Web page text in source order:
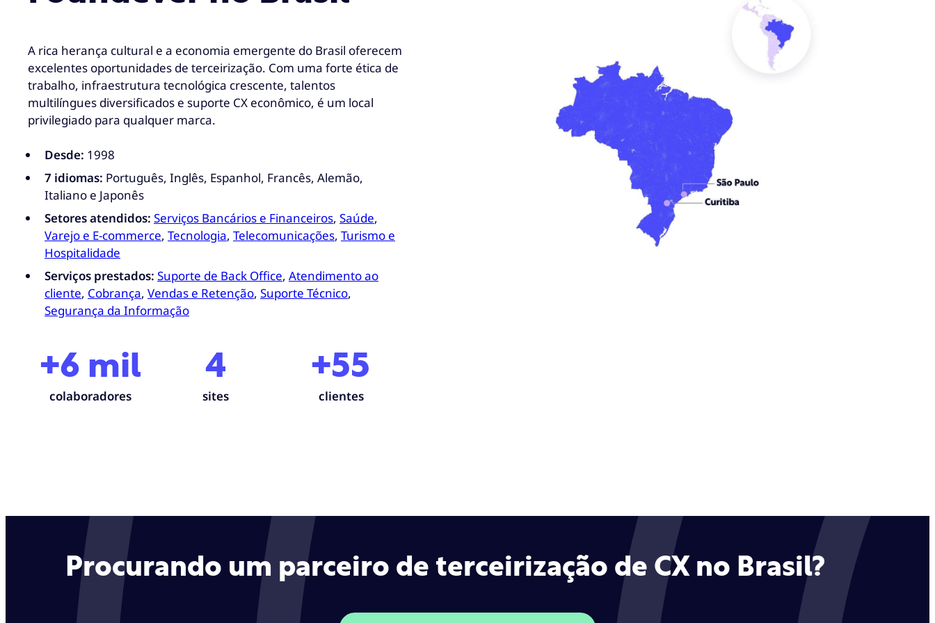
A rica herança cultural e a economia emergente do Brasil oferecem
excelentes oportunidades de terceirização. Com uma forte ética de
trabalho, infraestrutura tecnológica crescente, talentos
multilíngues diversificados e suporte CX econômico, é um local
privilegiado para qualquer marca.
Desde: 1998
7 idiomas: Português, Inglês, Espanhol, Francês, Alemão,
Italiano e Japonês
Setores atendidos: Serviços Bancários e Financeiros, Saúde,
Varejo e E-commerce, Tecnologia, Telecomunicações, Turismo e
Hospitalidade
Serviços prestados: Suporte de Back Office, Atendimento ao
cliente, Cobrança, Vendas e Retenção, Suporte Técnico,
Segurança da Informação
+6 mil
colaboradores
4
sites
+55
clientes
Procurando um parceiro de terceirização de CX no Brasil?